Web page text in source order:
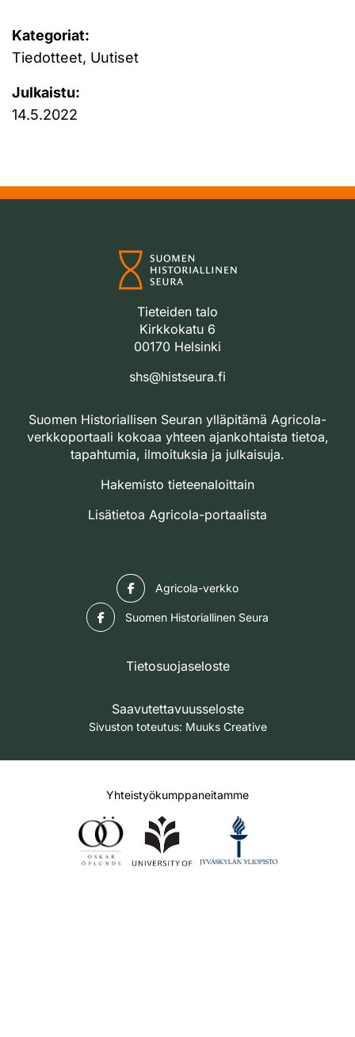
Kategoriat:
Tiedotteet, Uutiset
Julkaistu:
14.5.2022
Tieteiden talo
Kirkkokatu 6
00170 Helsinki
shs@histseura.fi
Suomen Historiallisen Seuran ylläpitämä Agricola-
verkkoportaali kokoaa yhteen ajankohtaista tietoa,
tapahtumia, ilmoituksia ja julkaisuja.
Hakemisto tieteenaloittain
Lisätietoa Agricola-portaalista
Agricola-verkko
Suomen Historiallinen Seura
Tietosuojaseloste
Saavutettavuusseloste
Sivuston toteutus: Muuks Creative
Yhteistyökumppaneitamme